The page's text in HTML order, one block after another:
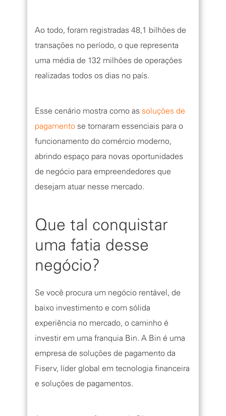
Ao todo, foram registradas 48,1 bilhões de
transações no período, o que representa
uma média de 132 milhões de operações
realizadas todos os dias no país.
Esse cenário mostra como as soluções de
pagamento se tornaram essenciais para o
funcionamento do comércio moderno,
abrindo espaço para novas oportunidades
de negócio para empreendedores que
desejam atuar nesse mercado.
Que tal conquistar
uma fatia desse
negócio?
Se você procura um negócio rentável, de
baixo investimento e com sólida
experiência no mercado, o caminho é
investir em uma franquia Bin. A Bin é uma
empresa de soluções de pagamento da
Fiserv, líder global em tecnologia financeira
e soluções de pagamentos.